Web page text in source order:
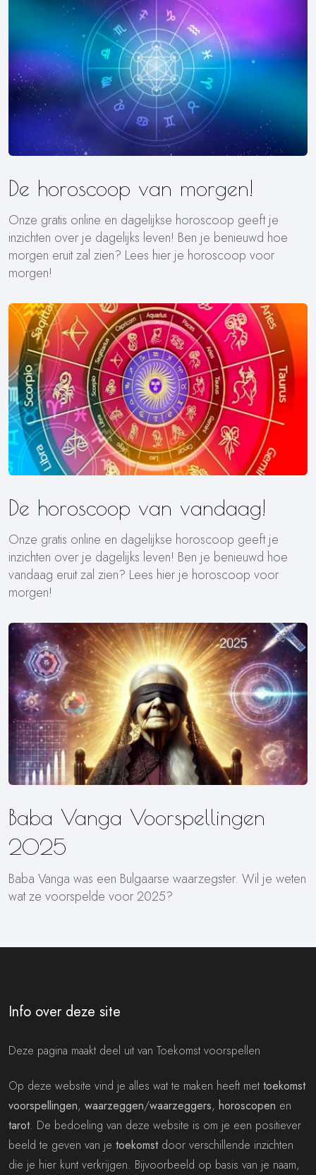
De horoscoop van morgen!
Onze gratis online en dagelijkse horoscoop geeft je
inzichten over je dagelijks leven! Ben je benieuwd hoe
morgen eruit zal zien? Lees hier je horoscoop voor
morgen!
De horoscoop van vandaag!
Onze gratis online en dagelijkse horoscoop geeft je
inzichten over je dagelijks leven! Ben je benieuwd hoe
vandaag eruit zal zien? Lees hier je horoscoop voor
morgen!
Baba Vanga Voorspellingen
2025
Baba Vanga was een Bulgaarse waarzegster. Wil je weten
wat ze voorspelde voor 2025?
Info over deze site
Deze pagina maakt deel uit van Toekomst voorspellen
Op deze website vind je alles wat te maken heeft met toekomst
voorspellingen, waarzeggen/waarzeggers, horoscopen en
tarot. De bedoeling van deze website is om je een positiever
beeld te geven van je toekomstdoor verschillende inzichten
die je hier kunt verkrijgen. Bijvoorbeeld op basis van je naam,